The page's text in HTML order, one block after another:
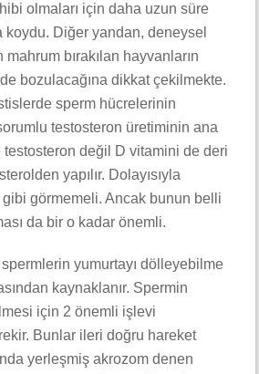
olmaları için daha uzun süre
koydu. Diğer yandan, deneysel
bırakılan hayvanların
bozulacağına dikkat çekilmekte.
sperm hücrelerinin
testosteron üretiminin ana
değil D vitamini de deri
yapılır. Dolayısıyla
görmemeli. Ancak bunun belli
da bir o kadar önemli.
yumurtayı dölleyebilme
kaynaklanır. Spermin
için 2 önemli işlevi
Bunlar ileri doğru hareket
yerleşmiş akrozom denen